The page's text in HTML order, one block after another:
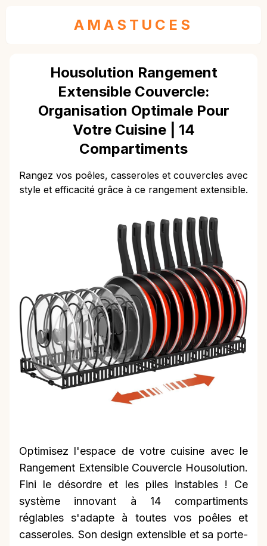
AMASTUCES
Housolution Rangement
Extensible Couvercle:
Organisation Optimale Pour
Votre Cuisine | 14
Compartiments
Rangez vos poêles, casseroles et couvercles avec
style et efficacité grâce à ce rangement extensible.
Optimisez l'espace de votre cuisine avec le
Rangement Extensible Couvercle Housolution.
Fini le désordre et les piles instables ! Ce
système innovant à 14 compartiments
réglables s'adapte à toutes vos poêles et
casseroles. Son design extensible et sa porte-